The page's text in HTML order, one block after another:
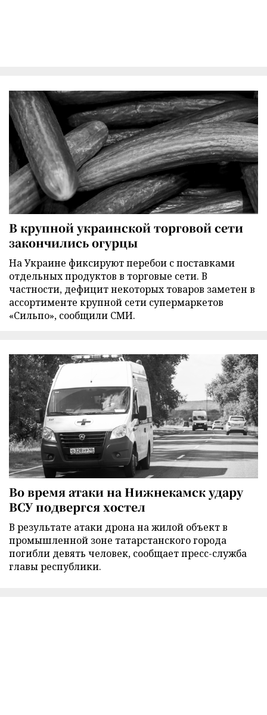
В крупной украинской торговой сети
закончились огурцы
На Украине фиксируют перебои с поставками
отдельных продуктов в торговые сети. В
частности, дефицит некоторых товаров заметен в
ассортименте крупной сети супермаркетов
«Сильпо», сообщили СМИ.
Во время атаки на Нижнекамск удару
ВСУ подвергся хостел
В результате атаки дрона на жилой объект в
промышленной зоне татарстанского города
погибли девять человек, сообщает пресс-служба
главы республики.